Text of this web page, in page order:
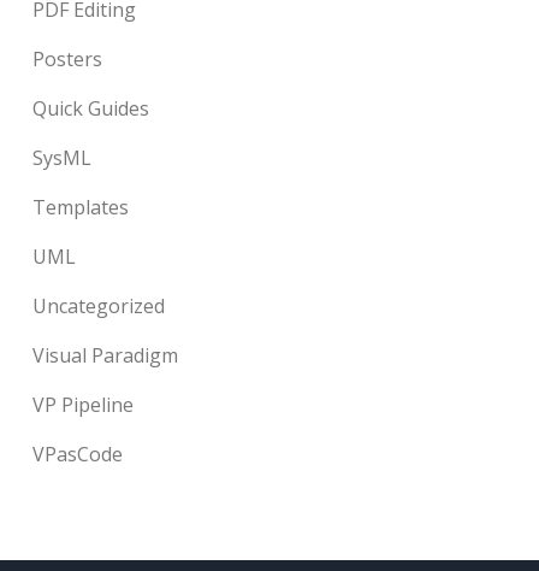
PDF Editing
Posters
Quick Guides
SysML
Templates
UML
Uncategorized
Visual Paradigm
VP Pipeline
VPasCode